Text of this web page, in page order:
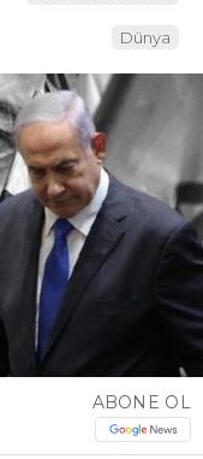
Dünya
ABONE OL